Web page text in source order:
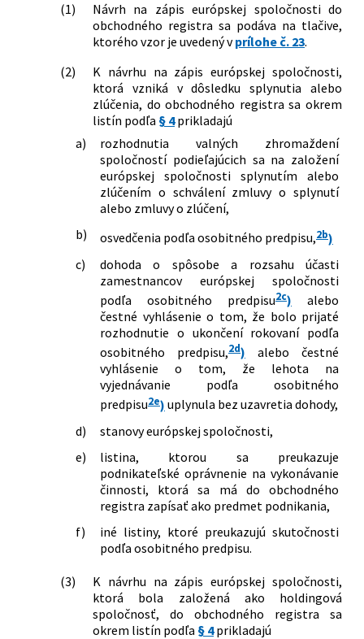
(1)
Návrh na zápis európskej spoločnosti do
obchodného registra sa podáva na tlačive,
ktorého vzor je uvedený vprílohe č. 23.
(2)
K návrhu na zápis európskej spoločnosti,
ktorá vzniká v dôsledku splynutia alebo
zlúčenia, do obchodného registra sa okrem
listín podľa § 4prikladajú
a)
rozhodnutia valných zhromaždení
spoločností podieľajúcich sa na založení
európskej spoločnosti splynutím alebo
zlúčením o schválení zmluvy o splynutí
alebo zmluvy o zlúčení,
b)
osvedčenia podľa osobitného predpisu,2b)
c)
dohoda o spôsobe a rozsahu účasti
zamestnancov európskej spoločnosti
podľa osobitného predpisu2c) alebo
čestné vyhlásenie o tom, že bolo prijaté
rozhodnutie o ukončení rokovaní podľa
osobitného predpisu,2d) alebo čestné
vyhlásenie o tom, že lehota na
vyjednávanie podľa osobitného
predpisu2e) uplynula bez uzavretia dohody,
d)
stanovy európskej spoločnosti,
e)
listina, ktorou sa preukazuje
podnikateľské oprávnenie na vykonávanie
činnosti, ktorá sa má do obchodného
registra zapísať ako predmet podnikania,
f)
iné listiny, ktoré preukazujú skutočnosti
podľa osobitného predpisu.
(3)
K návrhu na zápis európskej spoločnosti,
ktorá bola založená ako holdingová
spoločnosť, do obchodného registra sa
okrem listín podľa § 4prikladajú